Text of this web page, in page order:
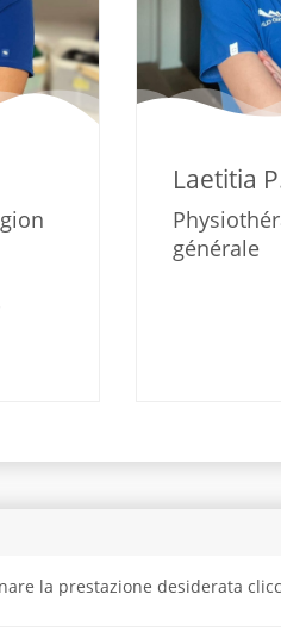
Laetitia
générale
la prestazione desiderata